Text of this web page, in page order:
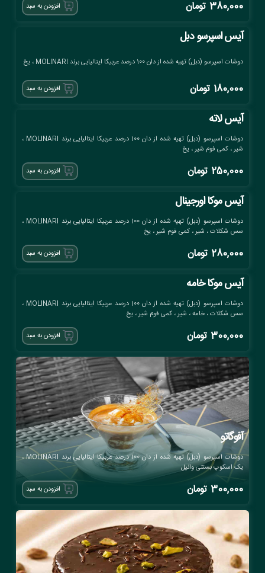
380,000 تومان افزودن به سبد
آیس اسپرسو دبل
دوشات اسپرسو (دبل) تهیه شده از دان 100 درصد عربیکا ایتالیایی برند MOLINARI ، یخ
180,000 تومان افزودن به سبد
آیس لاته
دوشات اسپرسو (دبل) تهیه شده از دان 100 درصد عربیکا ایتالیایی برند MOLINARI ،
شیر ، کمی فوم شیر ، یخ
250,000 تومان افزودن به سبد
آیس موکا اورجینال
دوشات اسپرسو (دبل) تهیه شده از دان 100 درصد عربیکا ایتالیایی برند MOLINARI ،
سس شکلات ، شیر ، کمی فوم شیر ، یخ
280,000 تومان افزودن به سبد
آیس موکا خامه
دوشات اسپرسو (دبل) تهیه شده از دان 100 درصد عربیکا ایتالیایی برند MOLINARI ،
سس شکلات ، خامه ، شیر ، کمی فوم شیر ، یخ
300,000 تومان افزودن به سبد
آفوگاتو
دوشات اسپرسو (دبل) تهیه شده از دان 100 درصد عربیکا ایتالیایی برند MOLINARI ،
یک اسکوپ بستنی وانیل
300,000 تومان افزودن به سبد